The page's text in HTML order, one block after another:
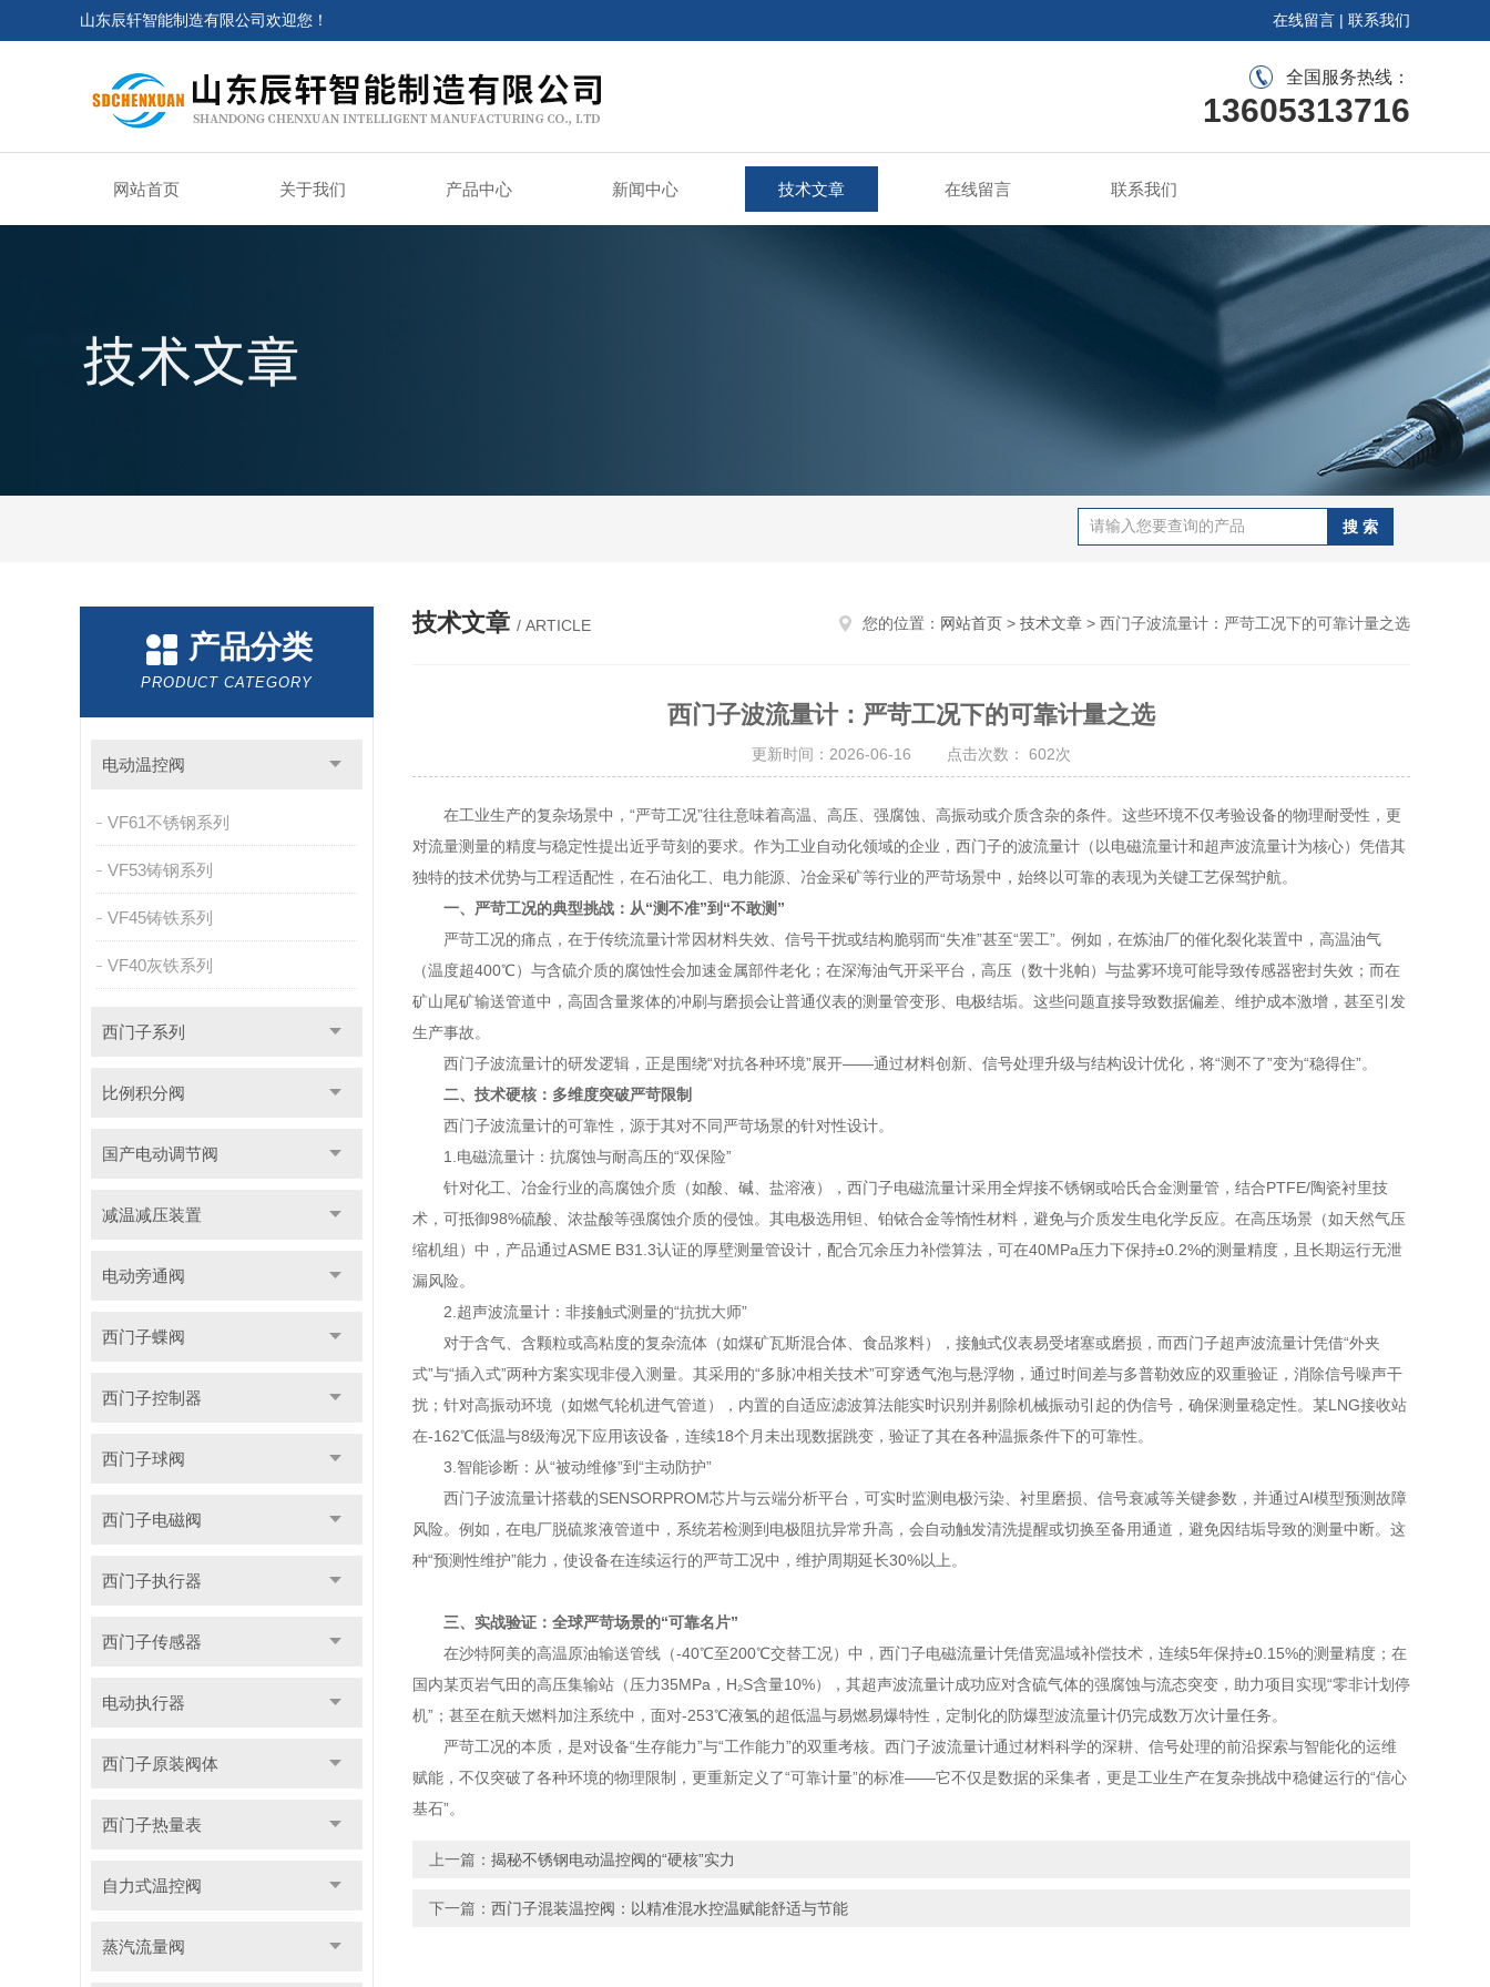
山东辰轩智能制造有限公司欢迎您！ 在线留言 | 联系我们
全国服务热线：
13605313716
网站首页 关于我们 产品中心 新闻中心 技术文章 在线留言 联系我们
技术文章 / ARTICLE 您的位置： 网站首页 > 技术文章 > 西门子波流量计：严苛工况下的可靠计量之选
西门子波流量计：严苛工况下的可靠计量之选
更新时间：2026-06-16 点击次数： 602次
在工业生产的复杂场景中，“严苛工况”往往意味着高温、高压、强腐蚀、高振动或介质含杂的条件。这些环境不仅考验设备的物理耐受性，更
对流量测量的精度与稳定性提出近乎苛刻的要求。作为工业自动化领域的企业，西门子的波流量计（以电磁流量计和超声波流量计为核心）凭借其
独特的技术优势与工程适配性，在石油化工、电力能源、冶金采矿等行业的严苛场景中，始终以可靠的表现为关键工艺保驾护航。
一、严苛工况的典型挑战：从“测不准”到“不敢测”
严苛工况的痛点，在于传统流量计常因材料失效、信号干扰或结构脆弱而“失准”甚至“罢工”。例如，在炼油厂的催化裂化装置中，高温油气
（温度超400℃）与含硫介质的腐蚀性会加速金属部件老化；在深海油气开采平台，高压（数十兆帕）与盐雾环境可能导致传感器密封失效；而在
矿山尾矿输送管道中，高固含量浆体的冲刷与磨损会让普通仪表的测量管变形、电极结垢。这些问题直接导致数据偏差、维护成本激增，甚至引发
生产事故。
西门子波流量计的研发逻辑，正是围绕“对抗各种环境”展开——通过材料创新、信号处理升级与结构设计优化，将“测不了”变为“稳得住”。
二、技术硬核：多维度突破严苛限制
西门子波流量计的可靠性，源于其对不同严苛场景的针对性设计。
1.电磁流量计：抗腐蚀与耐高压的“双保险”
针对化工、冶金行业的高腐蚀介质（如酸、碱、盐溶液），西门子电磁流量计采用全焊接不锈钢或哈氏合金测量管，结合PTFE/陶瓷衬里技
术，可抵御98%硫酸、浓盐酸等强腐蚀介质的侵蚀。其电极选用钽、铂铱合金等惰性材料，避免与介质发生电化学反应。在高压场景（如天然气压
缩机组）中，产品通过ASME B31.3认证的厚壁测量管设计，配合冗余压力补偿算法，可在40MPa压力下保持±0.2%的测量精度，且长期运行无泄
漏风险。
2.超声波流量计：非接触式测量的“抗扰大师”
对于含气、含颗粒或高粘度的复杂流体（如煤矿瓦斯混合体、食品浆料），接触式仪表易受堵塞或磨损，而西门子超声波流量计凭借“外夹
式”与“插入式”两种方案实现非侵入测量。其采用的“多脉冲相关技术”可穿透气泡与悬浮物，通过时间差与多普勒效应的双重验证，消除信号噪声干
扰；针对高振动环境（如燃气轮机进气管道），内置的自适应滤波算法能实时识别并剔除机械振动引起的伪信号，确保测量稳定性。某LNG接收站
在-162℃低温与8级海况下应用该设备，连续18个月未出现数据跳变，验证了其在各种温振条件下的可靠性。
3.智能诊断：从“被动维修”到“主动防护”
西门子波流量计搭载的SENSORPROM芯片与云端分析平台，可实时监测电极污染、衬里磨损、信号衰减等关键参数，并通过AI模型预测故障
风险。例如，在电厂脱硫浆液管道中，系统若检测到电极阻抗异常升高，会自动触发清洗提醒或切换至备用通道，避免因结垢导致的测量中断。这
种“预测性维护”能力，使设备在连续运行的严苛工况中，维护周期延长30%以上。
三、实战验证：全球严苛场景的“可靠名片”
在沙特阿美的高温原油输送管线（-40℃至200℃交替工况）中，西门子电磁流量计凭借宽温域补偿技术，连续5年保持±0.15%的测量精度；在
国内某页岩气田的高压集输站（压力35MPa，H₂S含量10%），其超声波流量计成功应对含硫气体的强腐蚀与流态突变，助力项目实现“零非计划停
机”；甚至在航天燃料加注系统中，面对-253℃液氢的超低温与易燃易爆特性，定制化的防爆型波流量计仍完成数万次计量任务。
严苛工况的本质，是对设备“生存能力”与“工作能力”的双重考核。西门子波流量计通过材料科学的深耕、信号处理的前沿探索与智能化的运维
赋能，不仅突破了各种环境的物理限制，更重新定义了“可靠计量”的标准——它不仅是数据的采集者，更是工业生产在复杂挑战中稳健运行的“信心
基石”。
上一篇： 揭秘不锈钢电动温控阀的“硬核”实力
下一篇： 西门子混装温控阀：以精准混水控温赋能舒适与节能
产品分类
PRODUCT CATEGORY
电动温控阀
VF61不锈钢系列
VF53铸钢系列
VF45铸铁系列
VF40灰铁系列
西门子系列
比例积分阀
国产电动调节阀
减温减压装置
电动旁通阀
西门子蝶阀
西门子控制器
西门子球阀
西门子电磁阀
西门子执行器
西门子传感器
电动执行器
西门子原装阀体
西门子热量表
自力式温控阀
蒸汽流量阀